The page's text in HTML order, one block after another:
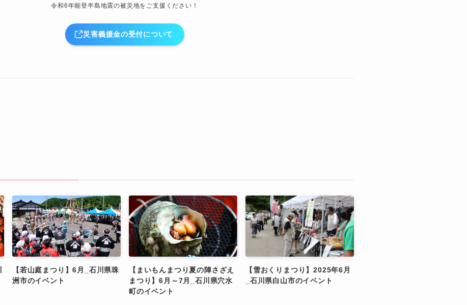
令和6年能登半島地震の被災地をご支援ください！
災害義援金の受付について
【若山庭まつり】6月_石川県珠
洲市のイベント
【まいもんまつり夏の陣さざえ
まつり】6月～7月_石川県穴水
町のイベント
【雪おくりまつり】2025年6月
_石川県白山市のイベント